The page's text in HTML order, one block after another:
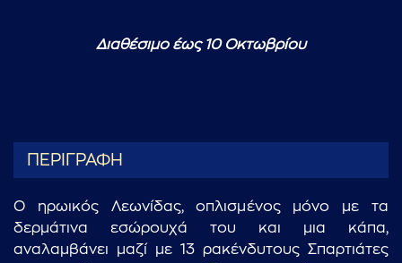
Διαθέσιμο έως 10 Οκτωβρίου
ΠΕΡΙΓΡΑΦΗ
Ο ηρωικός Λεωνίδας, οπλισμένος μόνο με τα
δερμάτινα εσώρουχά του και μια κάπα,
αναλαμβάνει μαζί με 13 ρακένδυτους Σπαρτιάτες